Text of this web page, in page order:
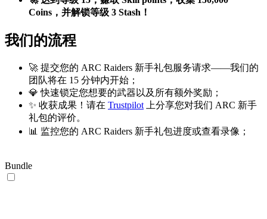
Coins，并解锁等级 3 Stash！
我们的流程
🚀 提交您的 ARC Raiders 新手礼包服务请求——我们的
团队将在 15 分钟内开始；
💎 快速锁定您想要的武器以及所有额外奖励；
✨ 收获成果！请在 Trustpilot 上分享您对我们 ARC 新手
礼包的评价。
📊 监控您的 ARC Raiders 新手礼包进度或查看录像；
Bundle